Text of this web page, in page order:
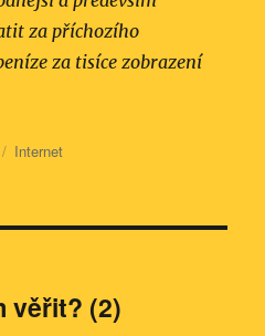
za příchozího
za tisíce zobrazení
Rubriky:
Internet
věřit? (2)